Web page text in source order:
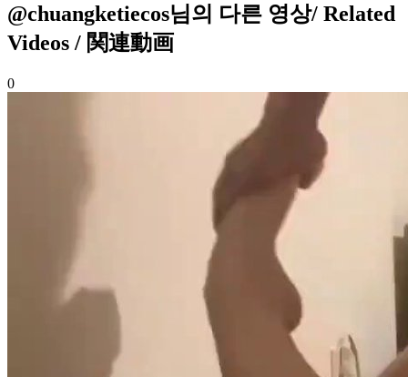
@chuangketiecos님의 다른 영상/ Related
Videos / 関連動画
0